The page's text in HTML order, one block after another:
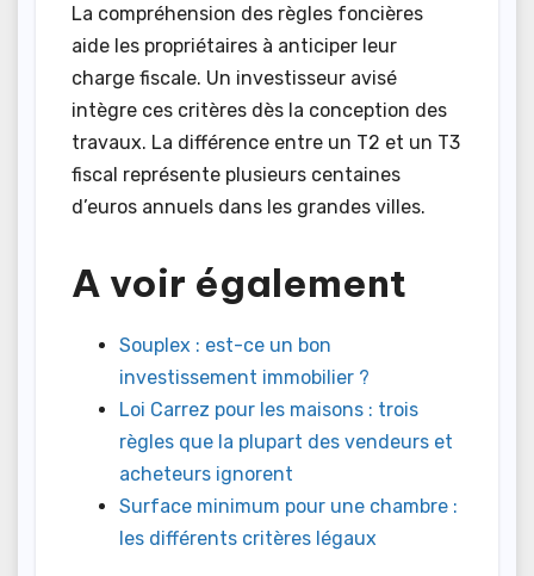
La compréhension des règles foncières
aide les propriétaires à anticiper leur
charge fiscale. Un investisseur avisé
intègre ces critères dès la conception des
travaux. La différence entre un T2 et un T3
fiscal représente plusieurs centaines
d’euros annuels dans les grandes villes.
A voir également
Souplex : est-ce un bon
investissement immobilier ?
Loi Carrez pour les maisons : trois
règles que la plupart des vendeurs et
acheteurs ignorent
Surface minimum pour une chambre :
les différents critères légaux